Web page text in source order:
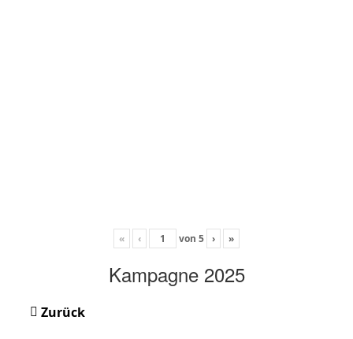
« ‹ von 5 › »
Kampagne 2025
Zurück